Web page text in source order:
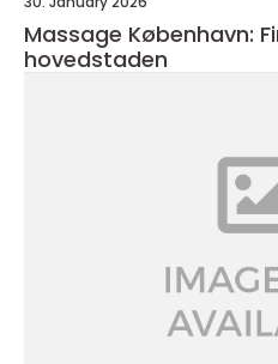
Massage København:
hovedstaden